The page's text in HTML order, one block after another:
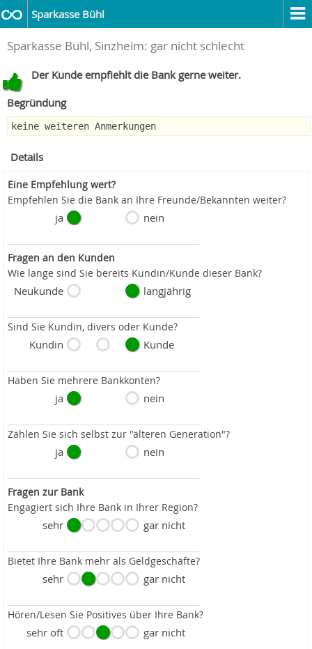
Sparkasse Bühl
Sparkasse Bühl, Sinzheim: gar nicht schlecht
Der Kunde empfiehlt die Bank gerne weiter.
Begründung
keine weiteren Anmerkungen
Details
Eine Empfehlung wert?
Empfehlen Sie die Bank an Ihre Freunde/Bekannten weiter?
ja nein
Fragen an den Kunden
Wie lange sind Sie bereits Kundin/Kunde dieser Bank?
Neukunde langjährig
Sind Sie Kundin, divers oder Kunde?
Kundin Kunde
Haben Sie mehrere Bankkonten?
ja nein
Zählen Sie sich selbst zur "älteren Generation"?
ja nein
Fragen zur Bank
Engagiert sich Ihre Bank in Ihrer Region?
sehr gar nicht
Bietet Ihre Bank mehr als Geldgeschäfte?
sehr gar nicht
Hören/Lesen Sie Positives über Ihre Bank?
sehr oft gar nicht